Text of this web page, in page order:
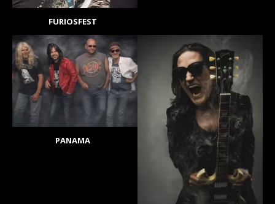
FURIOSFEST
PANAMA